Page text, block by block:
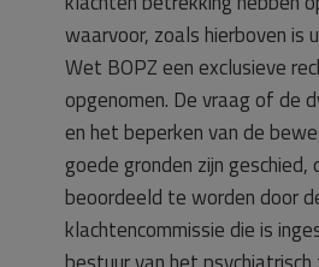
waarvoor, zoals hierboven is
Wet BOPZ een exclusieve
opgenomen. De vraag of de
en het beperken van de
goede gronden zijn geschied,
beoordeeld te worden door
klachtencommissie die is